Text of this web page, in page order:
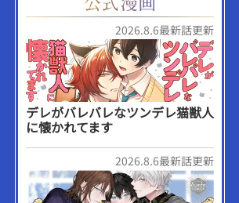
2026.8.6最新話更新
デレがバレバレなツンデレ猫獣人
に懐かれてます
2026.8.6最新話更新